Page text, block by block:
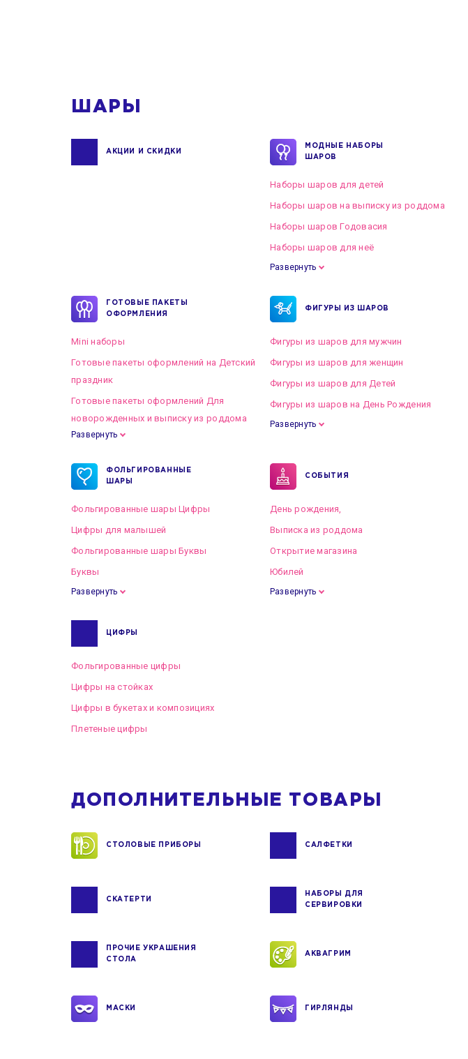
ШАРЫ
АКЦИИ И СКИДКИ
МОДНЫЕ НАБОРЫ
ШАРОВ
Наборы шаров для детей
Наборы шаров на выписку из роддома
Наборы шаров Годовасия
Наборы шаров для неё
Развернуть
ГОТОВЫЕ ПАКЕТЫ
ОФОРМЛЕНИЯ
Mini наборы
Готовые пакеты оформлений на Детский
праздник
Готовые пакеты оформлений Для
новорожденных и выписку из роддома
Готовые пакеты оформлений на Свадьбу
Развернуть
ФИГУРЫ ИЗ ШАРОВ
Фигуры из шаров для мужчин
Фигуры из шаров для женщин
Фигуры из шаров для Детей
Фигуры из шаров на День Рождения
Развернуть
ФОЛЬГИРОВАННЫЕ
ШАРЫ
Фольгированные шары Цифры
Цифры для малышей
Фольгированные шары Буквы
Буквы
Развернуть
СОБЫТИЯ
День рождения,
Выписка из роддома
Открытие магазина
Юбилей
Развернуть
ЦИФРЫ
Фольгированные цифры
Цифры на стойках
Цифры в букетах и композициях
Плетеные цифры
ДОПОЛНИТЕЛЬНЫЕ ТОВАРЫ
СТОЛОВЫЕ ПРИБОРЫ САЛФЕТКИ
СКАТЕРТИ
НАБОРЫ ДЛЯ
СЕРВИРОВКИ
ПРОЧИЕ УКРАШЕНИЯ
СТОЛА
АКВАГРИМ
МАСКИ ГИРЛЯНДЫ